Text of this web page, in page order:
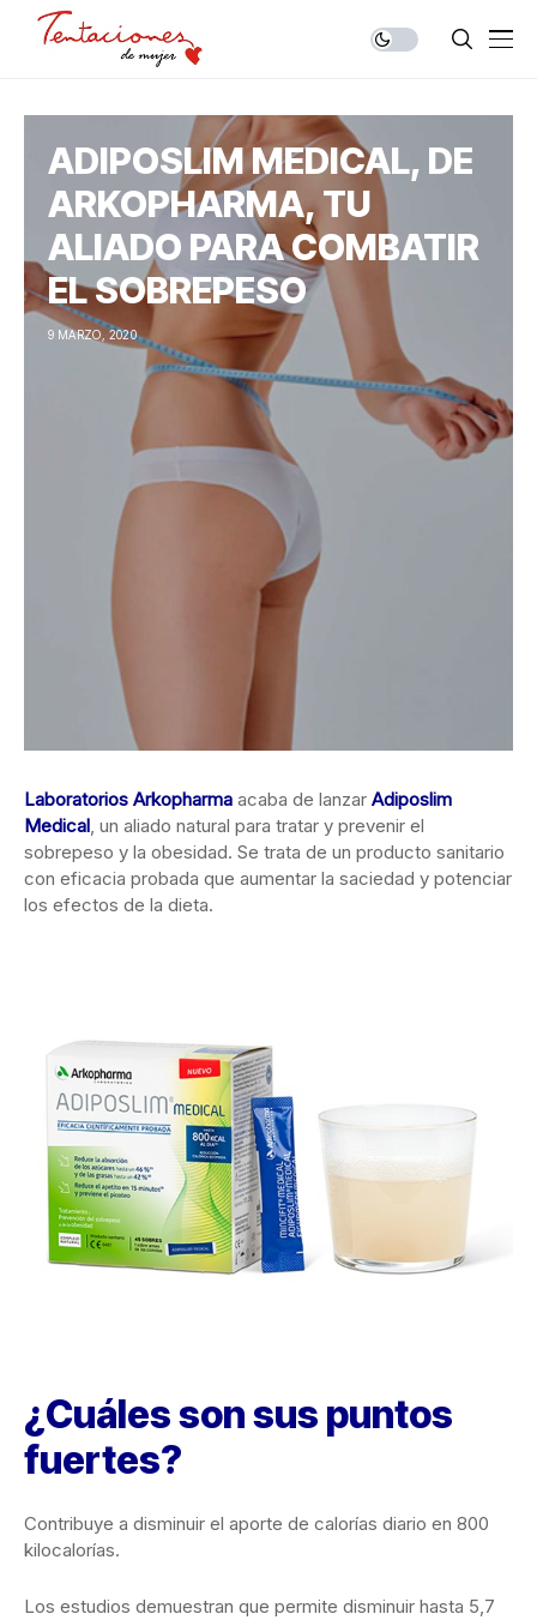
ADIPOSLIM MEDICAL, DE
ARKOPHARMA, TU
ALIADO PARA COMBATIR
EL SOBREPESO
9 MARZO, 2020
Laboratorios Arkopharma acaba de lanzar Adiposlim
Medical, un aliado natural para tratar y prevenir el
sobrepeso y la obesidad. Se trata de un producto sanitario
con eficacia probada que aumentar la saciedad y potenciar
los efectos de la dieta.
¿Cuáles son sus puntos
fuertes?
Contribuye a disminuir el aporte de calorías diario en 800
kilocalorías.
Los estudios demuestran que permite disminuir hasta 5,7